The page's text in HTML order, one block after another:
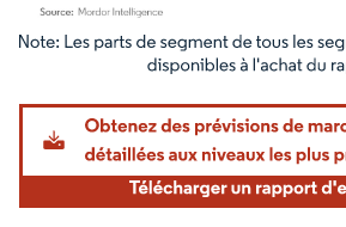
Image © Mordor Intelligence. La réutilisation